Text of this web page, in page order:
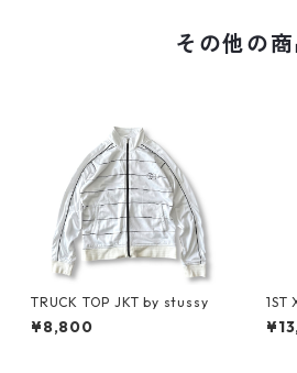
その他の商
TRUCK TOP JKT by stussy
¥8,800
1ST
o